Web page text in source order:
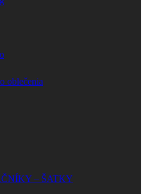
oblečenia
– ŠATKY